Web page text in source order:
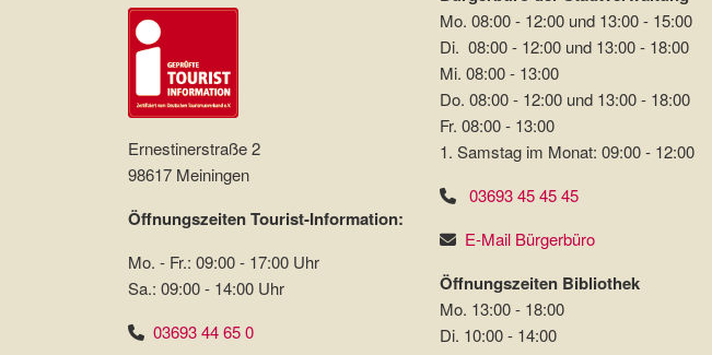
Ernestinerstraße 2
98617 Meiningen
Öffnungszeiten Tourist-Information:
Mo. - Fr.: 09:00 - 17:00 Uhr
Sa.: 09:00 - 14:00 Uhr
03693 44 65 0
Mo. 08:00 - 12:00 und 13:00 - 15:00
Di. 08:00 - 12:00 und 13:00 - 18:00
Mi. 08:00 - 13:00
Do. 08:00 - 12:00 und 13:00 - 18:00
Fr. 08:00 - 13:00
1. Samstag im Monat: 09:00 - 12:00
03693 45 45 45
E-Mail Bürgerbüro
Öffnungszeiten Bibliothek
Mo. 13:00 - 18:00
Di. 10:00 - 14:00